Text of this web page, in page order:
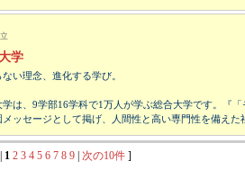
学
い理念、進化する学び。
学は、9学部16学科で1万人が学ぶ総合大学です。『「
メッセージとして掲げ、人間性と高い専門性を備えた
1 2 3 4 5 6 7 8 9 次の10件 ]